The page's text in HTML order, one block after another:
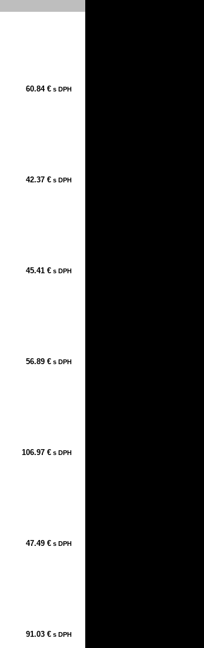
60.84 € s DPH
42.37 € s DPH
45.41 € s DPH
56.89 € s DPH
106.97 € s DPH
47.49 € s DPH
91.03 € s DPH